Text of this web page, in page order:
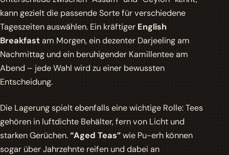
kann gezielt die passende Sorte für verschiedene
Tageszeiten auswählen. Ein kräftigerEnglish
Breakfastam Morgen, ein dezenterDarjeelingam
Nachmittag und ein beruhigenderKamillenteeam
Abend – jede Wahl wird zu einer bewussten
Entscheidung.
Die Lagerung spielt ebenfalls eine wichtige Rolle: Tees
gehören in luftdichte Behälter, fern von Licht und
starken Gerüchen.“Aged Teas”wie Pu-erh können
sogar über Jahrzehnte reifen und dabei an